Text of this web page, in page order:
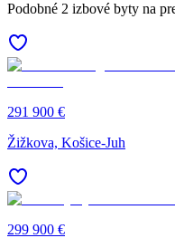
Podobné 2 izbové byty na
291 900 €
Žižkova, Košice-Juh
299 900 €